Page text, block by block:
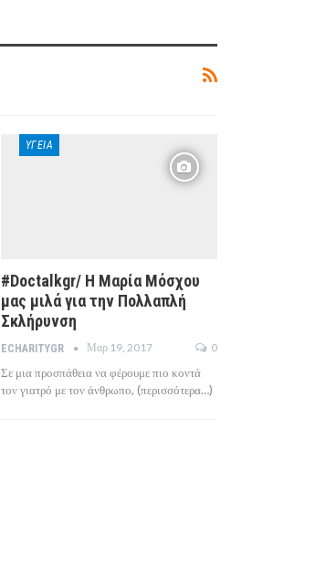
ΥΓΕΊΑ
#Doctalkgr/ Η Μαρία Μόσχου
μας μιλά για την Πολλαπλή
Σκλήρυνση
ECHARITYGR Μαρ 19, 2017 0
Σε μια προσπάθεια να φέρουμε πιο κοντά
τον γιατρό με τον άνθρωπο, (περισσότερα…)